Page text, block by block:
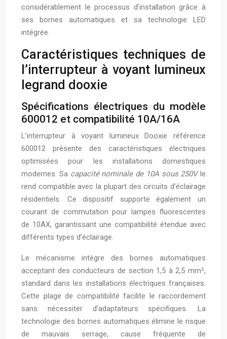
considérablement le processus d’installation grâce à
ses bornes automatiques et sa technologie LED
intégrée.
Caractéristiques techniques de
l’interrupteur à voyant lumineux
legrand dooxie
Spécifications électriques du modèle
600012 et compatibilité 10A/16A
L’interrupteur à voyant lumineux Dooxie référence
600012 présente des caractéristiques électriques
optimisées pour les installations domestiques
modernes. Sa capacité nominale de 10A sous 250Vle
rend compatible avec la plupart des circuits d’éclairage
résidentiels. Ce dispositif supporte également un
courant de commutation pour lampes fluorescentes
de 10AX, garantissant une compatibilité étendue avec
différents types d’éclairage.
Le mécanisme intègre des bornes automatiques
acceptant des conducteurs de section 1,5 à 2,5 mm²,
standard dans les installations électriques françaises.
Cette plage de compatibilité facilite le raccordement
sans nécessiter d’adaptateurs spécifiques. La
technologie des bornes automatiques élimine le risque
de mauvais serrage, cause fréquente de